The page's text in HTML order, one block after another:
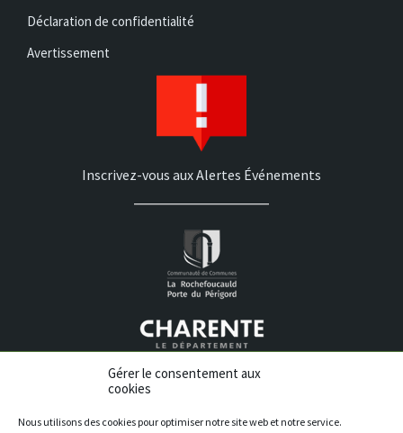
Gérer le consentement aux
cookies
Nous utilisons des cookies pour optimiser notre site web et notre service.
Déclaration de confidentialité
Avertissement
Inscrivez-vous aux Alertes Événements